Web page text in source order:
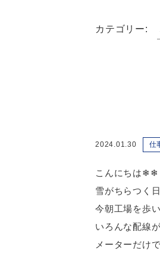
カテゴリー:
2024.01.30 仕
こんにちは❄❄
雪がちらつく
今朝工場を歩
いろんな配線
メーターだけ